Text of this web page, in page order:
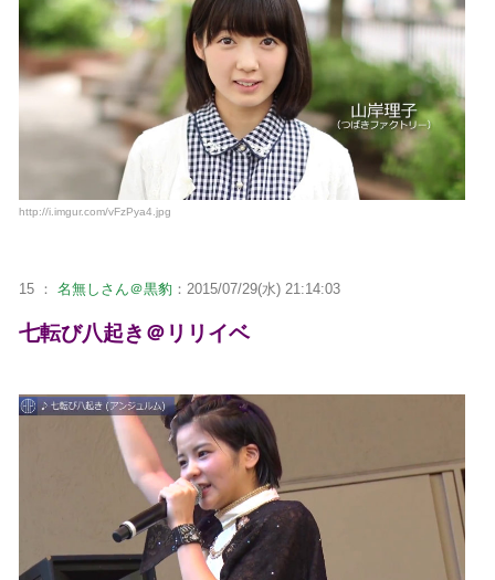
http://i.imgur.com/vFzPya4.jpg
15 ： 名無しさん＠黒豹 ：2015/07/29(水) 21:14:03
七転び八起き＠リリイベ